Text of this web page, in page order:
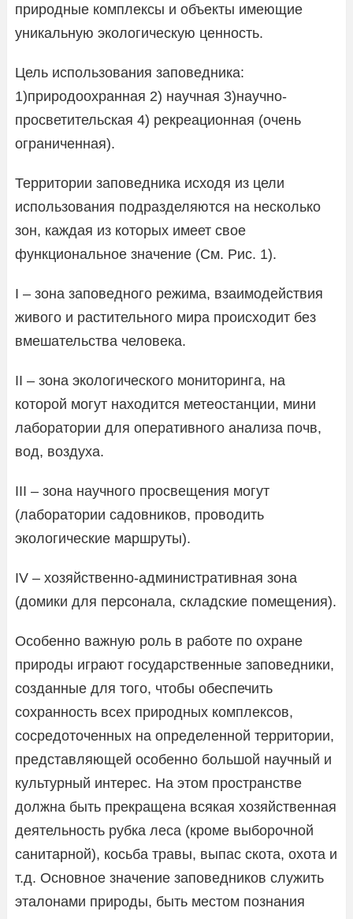
природные комплексы и объекты имеющие
уникальную экологическую ценность.
Цель использования заповедника:
1)природоохранная 2) научная 3)научно-
просветительская 4) рекреационная (очень
ограниченная).
Территории заповедника исходя из цели
использования подразделяются на несколько
зон, каждая из которых имеет свое
функциональное значение (См. Рис. 1).
I – зона заповедного режима, взаимодействия
живого и растительного мира происходит без
вмешательства человека.
II – зона экологического мониторинга, на
которой могут находится метеостанции, мини
лаборатории для оперативного анализа почв,
вод, воздуха.
III – зона научного просвещения могут
(лаборатории садовников, проводить
экологические маршруты).
IV – хозяйственно-административная зона
(домики для персонала, складские помещения).
Особенно важную роль в работе по охране
природы играют государственные заповедники,
созданные для того, чтобы обеспечить
сохранность всех природных комплексов,
сосредоточенных на определенной территории,
представляющей особенно большой научный и
культурный интерес. На этом пространстве
должна быть прекращена всякая хозяйственная
деятельность рубка леса (кроме выборочной
санитарной), косьба травы, выпас скота, охота и
т.д. Основное значение заповедников служить
эталонами природы, быть местом познания